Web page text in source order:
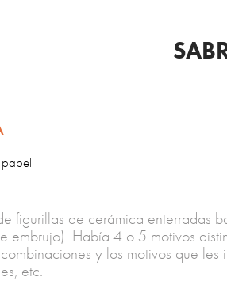
figurillas de cerámica enterradas
Había 4 o 5 motivos
y los motivos que les
etc.